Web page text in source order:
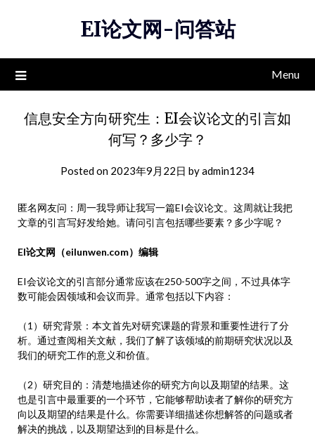
EI论文网-问答站
Menu
信息安全方向研究生：EI会议论文的引言如
何写？多少字？
Posted on 2023年9月22日 byadmin1234
匿名网友问：周一我导师让我写一篇EI会议论文。这周就让我把
文章的引言写好发给她。请问引言包括哪些要素？多少字呢？
EI论文网（eilunwen.com）编辑
EI会议论文的引言部分通常应该在250-500字之间，不过具体字
数可能会因领域和会议而异。通常包括以下内容：
（1）研究背景：本文首先对研究课题的背景和重要性进行了分
析。通过查阅相关文献，我们了解了该领域的前期研究状况以及
我们的研究工作的意义和价值。
（2）研究目的：清楚地描述你的研究方向以及期望的结果。这
也是引言中最重要的一个环节，它能够帮助读者了解你的研究方
向以及期望的结果是什么。你需要详细描述你想解答的问题或者
解决的挑战，以及期望达到的目标是什么。